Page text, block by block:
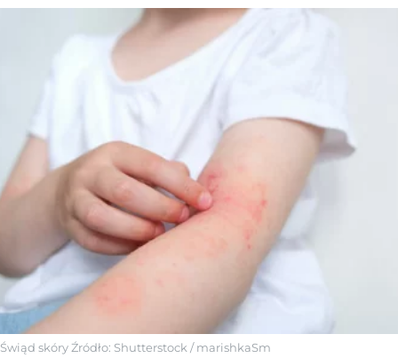
Świąd skóryŹródło: Shutterstock/marishkaSm